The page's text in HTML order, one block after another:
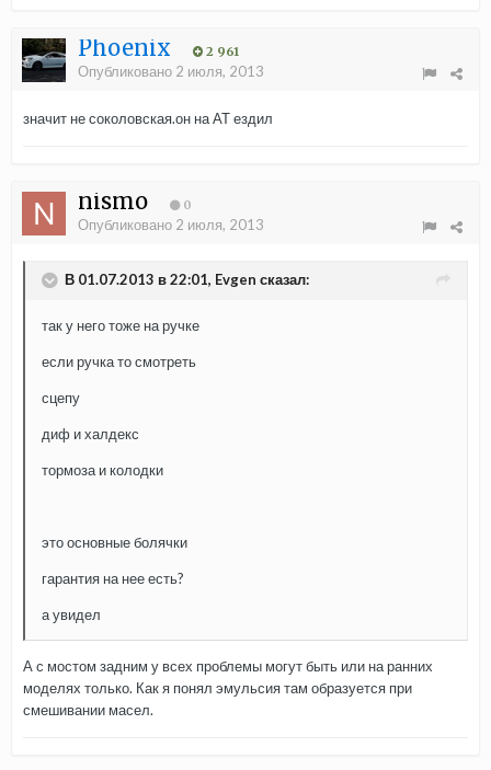
Phoenix 2 961
Опубликовано 2 июля, 2013
значит не соколовская.он на АТ ездил
nismo 0
Опубликовано 2 июля, 2013
В 01.07.2013 в 22:01, Evgen сказал:
так у него тоже на ручке
если ручка то смотреть
сцепу
диф и халдекс
тормоза и колодки
это основные болячки
гарантия на нее есть?
а увидел
А с мостом задним у всех проблемы могут быть или на ранних
моделях только. Как я понял эмульсия там образуется при
смешивании масел.